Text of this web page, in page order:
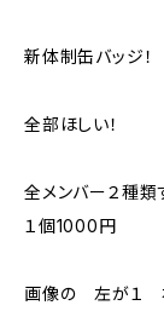
新体制缶バッジ！
全部ほしい！
全メンバー２種類
１個1000円
画像の 左が１